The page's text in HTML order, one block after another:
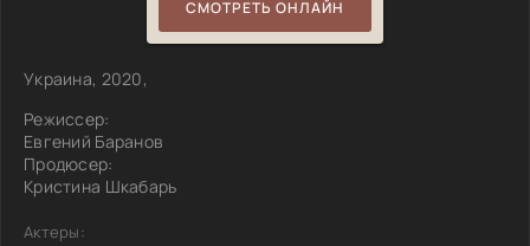
СМОТРЕТЬ ОНЛАЙН
Украина, 2020,
Режиссер:
Евгений Баранов
Продюсер:
Кристина Шкабарь
Актеры: